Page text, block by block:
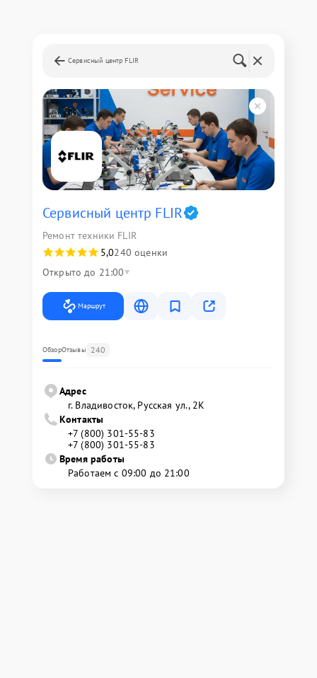
Сервисный центр FLIR
Сервисный центр FLIR
Ремонт техники FLIR
5,0240 оценки
Открыто до 21:00
Маршрут
ОбзорОтзывы 240
Адрес
г. Владивосток, Русская ул., 2К
Контакты
+7 (800) 301-55-83
+7 (800) 301-55-83
Время работы
Работаем с 09:00 до 21:00